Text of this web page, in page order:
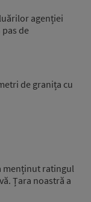
agenției
pas de
de granița cu
menținut ratingul
Țara noastră a